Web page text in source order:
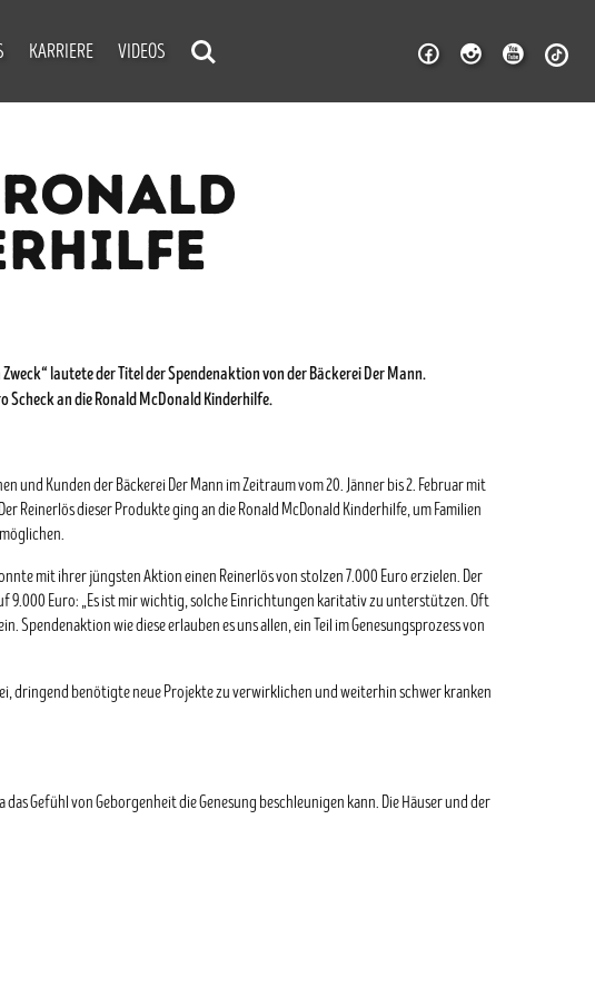
KARRIERE VIDEOS
lautete der Titel der Spendenaktion von der Bäckerei Der Mann.
an die Ronald McDonald Kinderhilfe.
und Kunden der Bäckerei Der Mann im Zeitraum vom 20. Jänner bis 2. Februar mit
dieser Produkte ging an die Ronald McDonald Kinderhilfe, um Familien
mit ihrer jüngsten Aktion einen Reinerlös von stolzen 7.000 Euro erzielen. Der
9.000 Euro: „Es ist mir wichtig, solche Einrichtungen karitativ zu unterstützen. Oft
Spendenaktion wie diese erlauben es uns allen, ein Teil im Genesungsprozess von
dringend benötigte neue Projekte zu verwirklichen und weiterhin schwer kranken
Gefühl von Geborgenheit die Genesung beschleunigen kann. Die Häuser und der